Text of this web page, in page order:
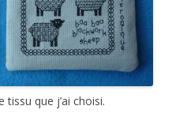
que j’ai choisi.